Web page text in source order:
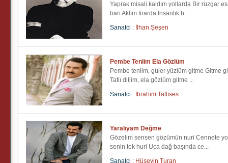
Yaprak misali kaldım yollarda Bir rüzgar
bari Aklım firarda Insanlık h...
Sanatci :
İlhan Şeşen
Pembe Tenlim Ela Gözlüm
Pembe tenlim, güler yüzlüm gitme Gitme
Tatlı dillim, ela gözlüm gitme ...
Sanatci : İbrahim Tatlıses
Yaralıyam Değme
Gözelim sensen gözümün nuri Cennete
senin tek huri Uca dağ başında ce...
Sanatci : Hüseyin Turan